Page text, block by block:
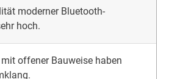
moderner Bluetooth-
hoch.
offener Bauweise haben